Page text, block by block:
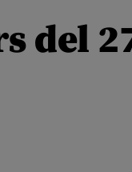
del